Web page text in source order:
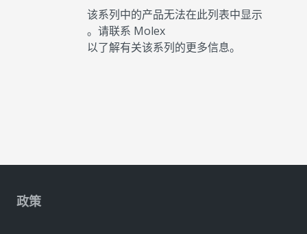
该系列中的产品无法在此列表中显示
。请联系 Molex
以了解有关该系列的更多信息。
政策